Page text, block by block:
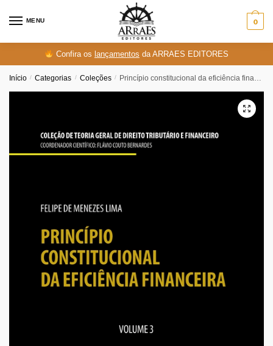
MENU 0
Confira os lançamentos da ARRAES EDITORES
Início / Categorias / Coleções / Princípio constitucional da eficiência financeira